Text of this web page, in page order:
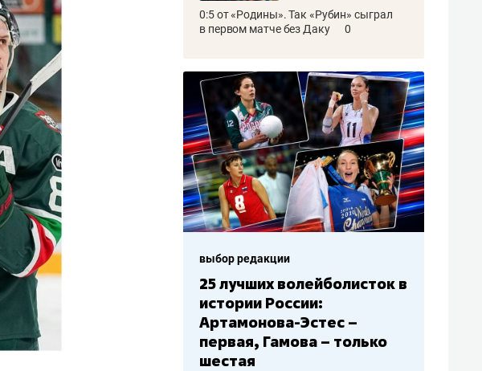
0:5 от «Родины». Так «Рубин» сыграл
в первом матче без Даку
0
выбор редакции
25 лучших волейболисток в
истории России:
Артамонова-Эстес –
первая, Гамова – только
шестая